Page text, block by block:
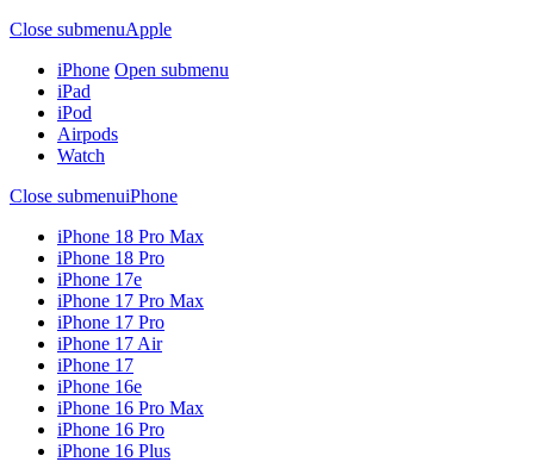
Close submenuApple
iPhone Open submenu
iPad
iPod
Airpods
Watch
Close submenuiPhone
iPhone 18 Pro Max
iPhone 18 Pro
iPhone 17e
iPhone 17 Pro Max
iPhone 17 Pro
iPhone 17 Air
iPhone 17
iPhone 16e
iPhone 16 Pro Max
iPhone 16 Pro
iPhone 16 Plus